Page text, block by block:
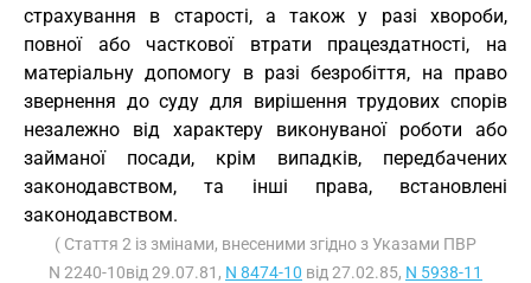
страхування в старості, а також у разі хвороби,
повної або часткової втрати працездатності, на
матеріальну допомогу в разі безробіття, на право
звернення до суду для вирішення трудових спорів
незалежно від характеру виконуваної роботи або
займаної посади, крім випадків, передбачених
законодавством, та інші права, встановлені
законодавством.
( Стаття 2 із змінами, внесеними згідно з Указами ПВР
N 2240-10від 29.07.81, N 8474-10 від 27.02.85, N 5938-11